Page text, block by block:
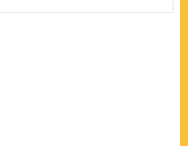
has failed to respond